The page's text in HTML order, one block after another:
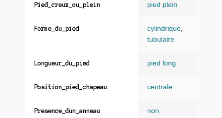
Pied_creux_ou_plein pied plein
Forme_du_pied cylindrique
tubulaire
Longueur_du_pied pied long
Position_pied_chapeau centrale
Presence_dun_anneau non